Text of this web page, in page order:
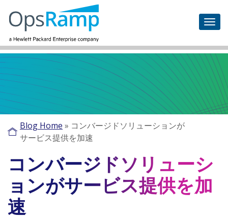
Blog Home » コンバージドソリューションが
サービス提供を加速
コンバージドソリューシ
ョンがサービス提供を加
速